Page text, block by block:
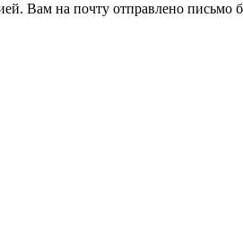
Вам на почту отправлено письмо